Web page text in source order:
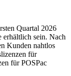
Quartal 2026
erhältlich sein. Nach
Kunden nahtlos
für
für POSPac